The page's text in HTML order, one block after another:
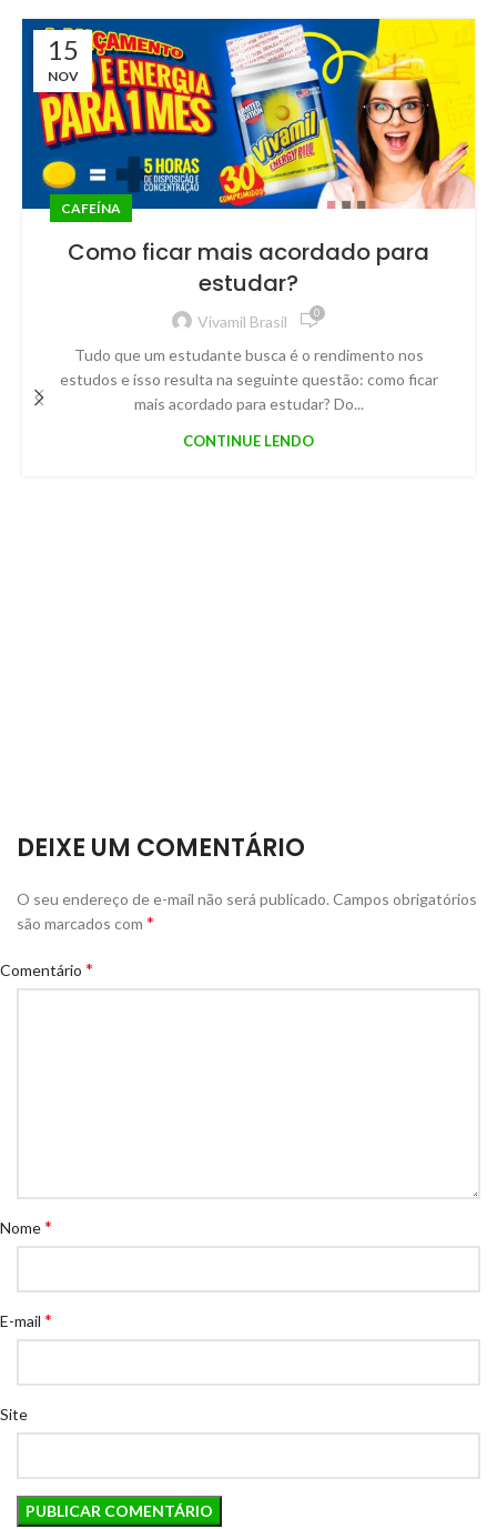
15
NOV
CAFEÍNA
Como ficar mais acordado para
estudar?
Vivamil Brasil 0
Tudo que um estudante busca é o rendimento nos
estudos e isso resulta na seguinte questão: como ficar
mais acordado para estudar? Do...
CONTINUE LENDO
DEIXE UM COMENTÁRIO
O seu endereço de e-mail não será publicado.Campos obrigatórios
são marcados com *
Comentário *
Nome*
E-mail *
Site